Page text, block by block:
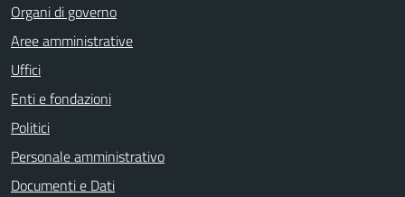
Organi di governo
Aree amministrative
Uffici
Enti e fondazioni
Politici
Personale amministrativo
Documenti e Dati